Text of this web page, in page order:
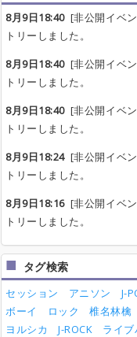
8月9日18:40[非公開イベン
トリーしました。
8月9日18:40[非公開イベン
トリーしました。
8月9日18:40[非公開イベン
トリーしました。
8月9日18:24[非公開イベン
トリーしました。
8月9日18:16[非公開イベン
トリーしました。
タグ検索
セッション アニソン J-
ボーイ
ロック 椎名林檎
ヨルシカ
J-ROCK ライ